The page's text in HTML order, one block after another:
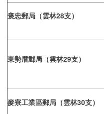
褒忠郵局（雲林28支）
東勢厝郵局（雲林29支）
麥寮工業區郵局（雲林30支）